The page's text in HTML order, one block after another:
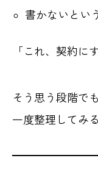
書かないとい
「これ、契約に
そう思う段階でも
一度整理してみ